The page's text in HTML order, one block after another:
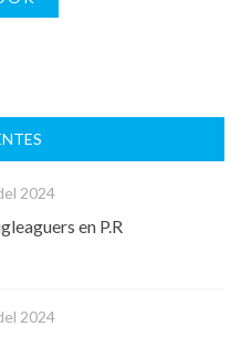
2024
en P.R
2024